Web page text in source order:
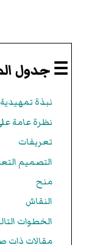
☰ جدول
نبذة تمهيدية
نظرة عامة
تعريفات
التصميم
منح
النقاش
الخطوات
مقالات ذات